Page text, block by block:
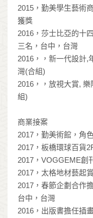
2015，勤美學生藝術
獲獎
2016，莎士比亞的十
三名，台中，台灣
2016，，新一代設計,
灣(合組)
2016，，放視大賞,
組)
商業接案
2017，勤美術館，角
2017，板橋環球百貨
2017，VOGGEME創
2017，太格地材藝起
2017，春節企劃合作
台中，台灣
2016，出版書擔任插